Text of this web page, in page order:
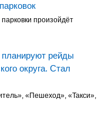
произойдёт
рейды
округа. Стал
«Пешеход», «Такси»,